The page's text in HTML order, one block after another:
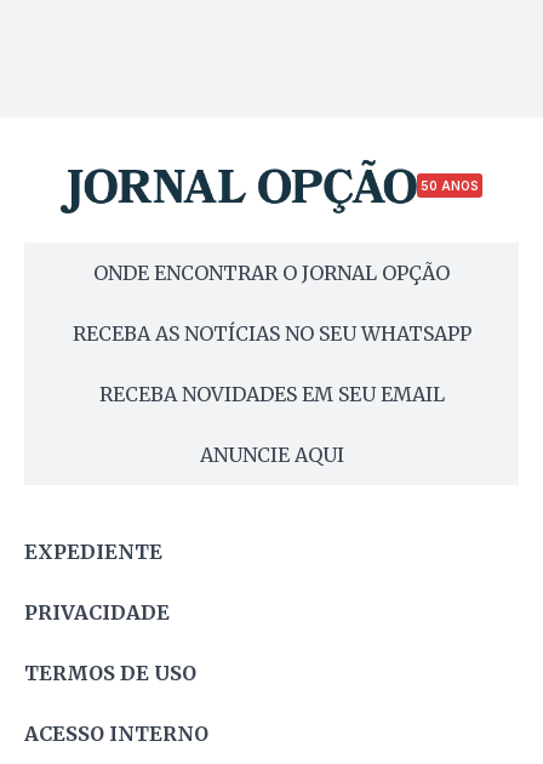
50 ANOS
ONDE ENCONTRAR O JORNAL OPÇÃO
RECEBA AS NOTÍCIAS NO SEU WHATSAPP
RECEBA NOVIDADES EM SEU EMAIL
ANUNCIE AQUI
EXPEDIENTE
PRIVACIDADE
TERMOS DE USO
ACESSO INTERNO